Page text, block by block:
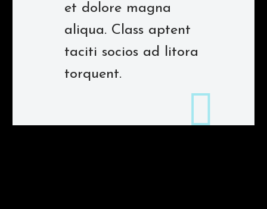
et dolore magna
aliqua. Class aptent
taciti socios ad litora
torquent.